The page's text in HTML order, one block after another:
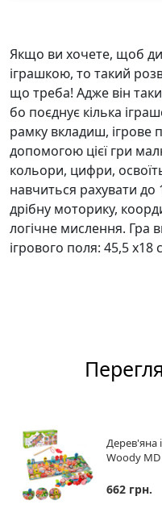
Якщо ви хочете, щоб
іграшкою, то такий
що треба! Адже він
бо поєднує кілька
рамку вкладиш, ігрове
допомогою цієї гри
кольори, цифри,
навчиться рахувати
дрібну моторику,
логічне мислення. Гра
ігрового поля: 45,5 х18
Дерев'яна
Woody MD
662 грн.